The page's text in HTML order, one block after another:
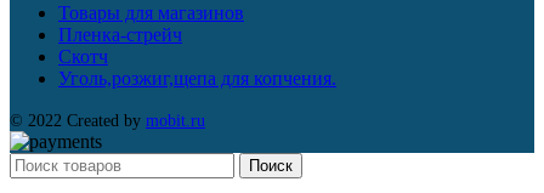
Товары для магазинов
Пленка-стрейч
Скотч
Уголь,розжиг,щепа для копчения.
© 2022 Created by mobit.ru
Поиск